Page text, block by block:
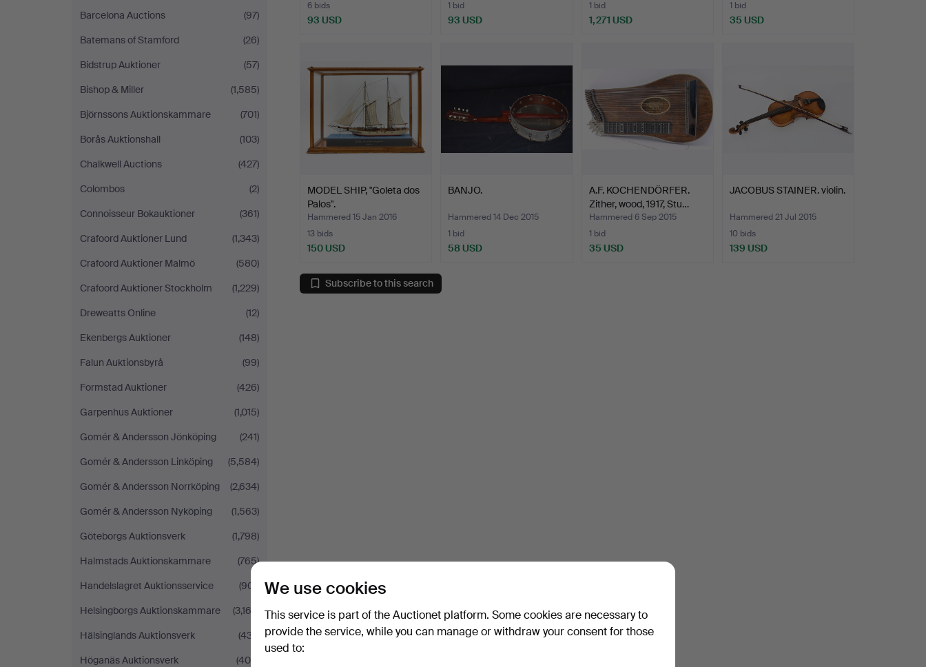
Barcelona Auctions
(97)
Batemans of Stamford
(26)
Bidstrup Auktioner
(57)
Bishop & Miller
(1,585)
Björnssons Auktionskammare
(701)
Borås Auktionshall
(103)
Chalkwell Auctions
(427)
Colombos
(2)
Connoisseur Bokauktioner
(361)
Crafoord Auktioner Lund
(1,343)
Crafoord Auktioner Malmö
(580)
Crafoord Auktioner Stockholm
(1,229)
Dreweatts Online
(12)
Ekenbergs Auktioner
(148)
Falun Auktionsbyrå
(99)
Formstad Auktioner
(426)
Garpenhus Auktioner
(1,015)
Gomér & Andersson Jönköping
(241)
Gomér & Andersson Linköping
(5,584)
Gomér & Andersson Norrköping
(2,634)
Gomér & Andersson Nyköping
(1,563)
Göteborgs Auktionsverk
(1,798)
Halmstads Auktionskammare
(765)
Handelslagret Auktionsservice
(901)
Helsingborgs Auktionskammare
(3,162)
Hälsinglands Auktionsverk
(437)
Höganäs Auktionsverk
(409)
6 bids
93 USD
1 bid
93 USD
1 bid
1,271 USD
1 bid
35 USD
MODEL SHIP, "Goleta dos
Palos".
Hammered 15 Jan 2016
13 bids
150 USD
BANJO.
Hammered 14 Dec 2015
1 bid
58 USD
A.F. KOCHENDÖRFER.
Zither, wood, 1917, Stu…
Hammered 6 Sep 2015
1 bid
35 USD
JACOBUS STAINER. violin.
Hammered 21 Jul 2015
10 bids
139 USD
Subscribe to this search
We use cookies
This service is part of the Auctionet platform. Some cookies are necessary to
provide the service, while you can manage or withdraw your consent for those
used to: